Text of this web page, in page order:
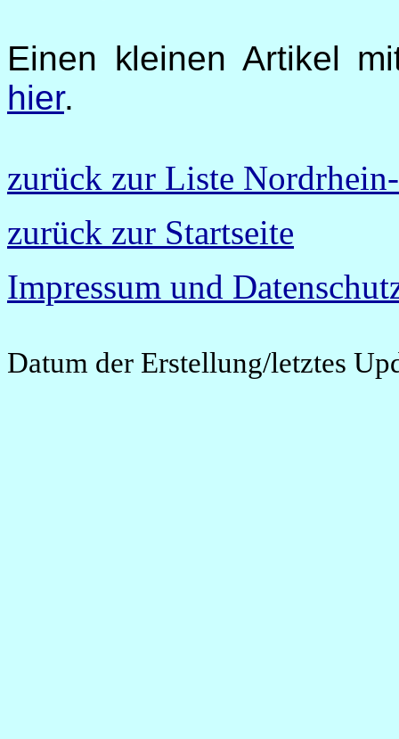
Einen kleinen Artikel
hier.
zurück zur Liste
zurück zur Startseite
Impressum und
Datum der Erstellung/letztes